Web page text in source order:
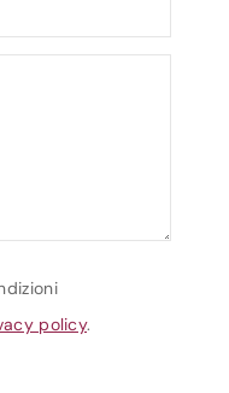
policy.